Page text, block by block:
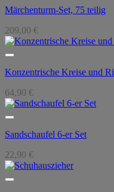
Märchenturm-Set, 75 teilig
209,00 €
Konzentrische Kreise und
64,90 €
Sandschaufel 6-er Set
22,90 €